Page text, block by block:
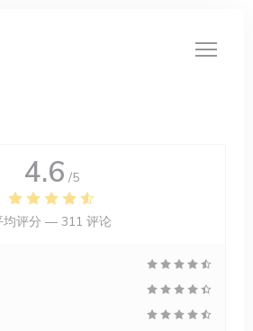
4.6 /5
均评分 — 311 评论